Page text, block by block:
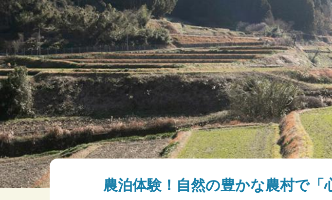
農泊体験！自然の豊かな農村で「